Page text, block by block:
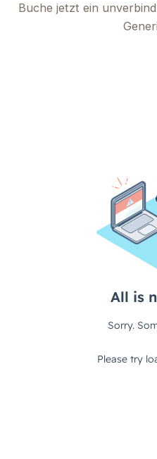
Buche jetzt ein